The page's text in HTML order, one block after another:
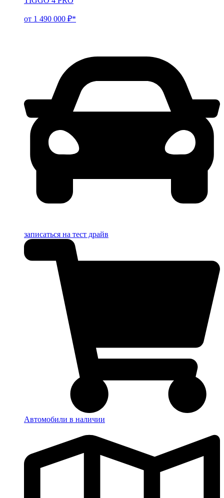
от 1 490 000 ₽*
записаться на тест драйв
Автомобили в наличии